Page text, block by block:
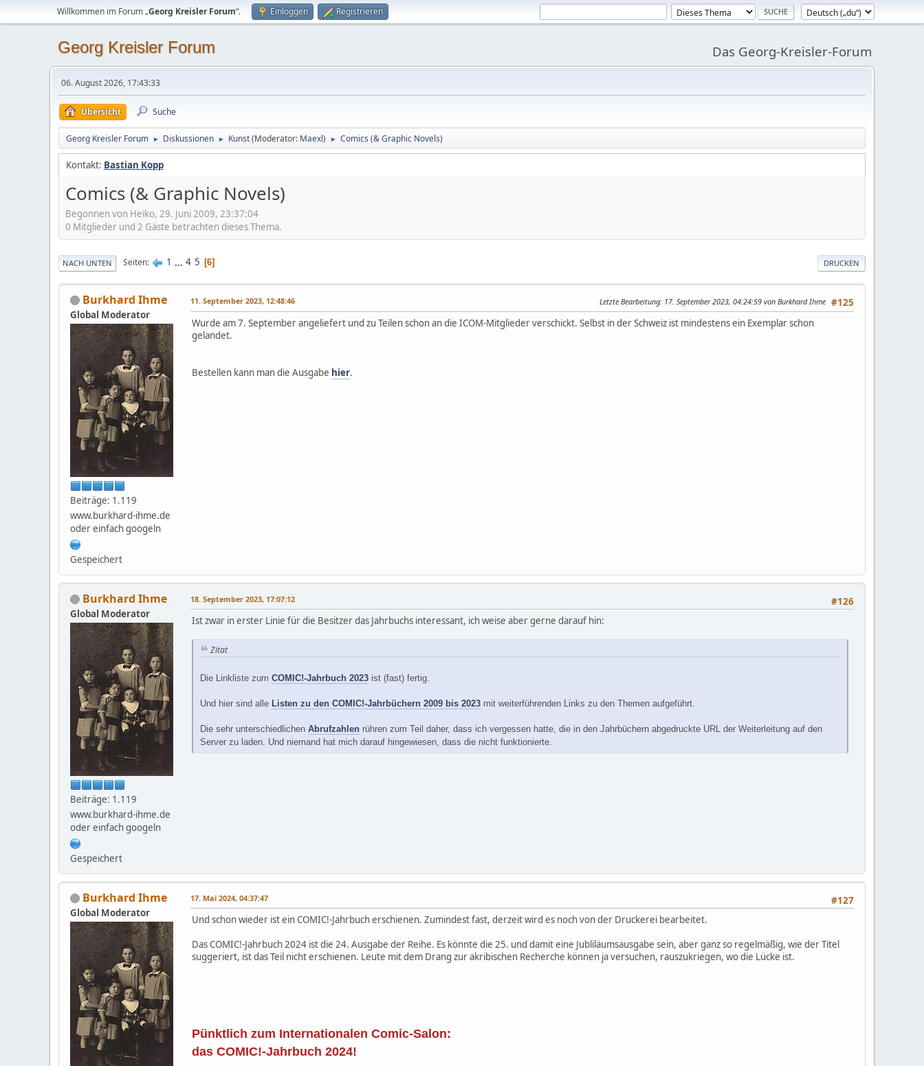
Willkommen im Forum „Georg Kreisler Forum“. Einloggen Registrieren
Georg Kreisler Forum Das Georg-Kreisler-Forum
06. August 2026, 17:43:33
Übersicht Suche
Georg Kreisler Forum ► Diskussionen ► Kunst(Moderator: Maexl) ► Comics (& Graphic Novels)
Kontakt: Bastian Kopp
Comics (& Graphic Novels)
Begonnen von Heiko, 29. Juni 2009, 23:37:04
0 Mitglieder und 2 Gäste betrachten dieses Thema.
DRUCKEN
NACH UNTEN Seiten 1 ... 4 5 6
Burkhard Ihme
Global Moderator
Beiträge: 1.119
www.burkhard-ihme.de
oder einfach googeln
Gespeichert
#125
11. September 2023, 12:48:46 Letzte Bearbeitung: 17. September 2023, 04:24:59 von Burkhard Ihme
Wurde am 7. September angeliefert und zu Teilen schon an die ICOM-Mitglieder verschickt. Selbst in der Schweiz ist mindestens ein Exemplar schon
gelandet.
Bestellen kann man die Ausgabe hier.
Burkhard Ihme
Global Moderator
Beiträge: 1.119
www.burkhard-ihme.de
oder einfach googeln
Gespeichert
#126
18. September 2023, 17:07:12
Ist zwar in erster Linie für die Besitzer das Jahrbuchs interessant, ich weise aber gerne darauf hin:
Zitat
Die Linkliste zum COMIC!-Jahrbuch 2023 ist (fast) fertig.
Und hier sind alle Listen zu den COMIC!-Jahrbüchern 2009 bis 2023 mit weiterführenden Links zu den Themen aufgeführt.
Die sehr unterschiedlichen Abrufzahlen rühren zum Teil daher, dass ich vergessen hatte, die in den Jahrbüchern abgedruckte URL der Weiterleitung auf den
Server zu laden. Und niemand hat mich darauf hingewiesen, dass die nicht funktionierte.
Burkhard Ihme
Global Moderator
#127
17. Mai 2024, 04:37:47
Und schon wieder ist ein COMIC!-Jahrbuch erschienen. Zumindest fast, derzeit wird es noch von der Druckerei bearbeitet.
Das COMIC!-Jahrbuch 2024 ist die 24. Ausgabe der Reihe. Es könnte die 25. und damit eine Jubliläumsausgabe sein, aber ganz so regelmäßig, wie der Titel
suggeriert, ist das Teil nicht erschienen. Leute mit dem Drang zur akribischen Recherche können ja versuchen, rauszukriegen, wo die Lücke ist.
Pünktlich zum Internationalen Comic-Salon:
das COMIC!-Jahrbuch 2024!